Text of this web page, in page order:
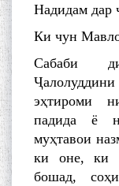
Надидам дар
Ки чун
Сабаби
эҳтироми
падида ё
муҳтавои
ки оне, ки
бошад,